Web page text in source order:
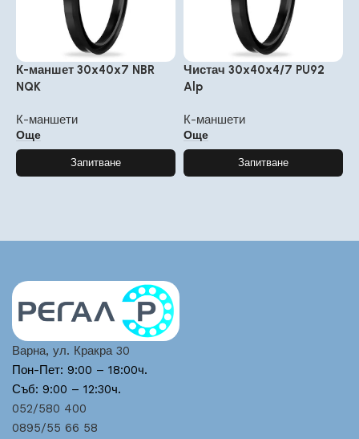
К-маншет 30x40x7 NBR
NQK
К-маншети
Още
Запитване
Чистач 30x40x4/7 PU92
Alp
К-маншети
Още
Запитване
Варна, ул. Кракра 30
Пон-Пет: 9:00 – 18:00ч.
Съб: 9:00 – 12:30ч.
052/580 400
0895/55 66 58